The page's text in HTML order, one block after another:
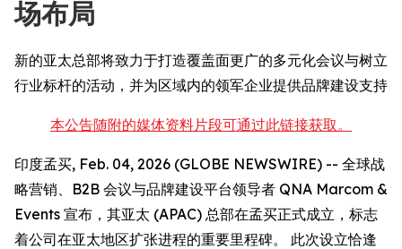
场布局
新的亚太总部将致力于打造覆盖面更广的多元化会议与树立
行业标杆的活动，并为区域内的领军企业提供品牌建设支持
本公告随附的媒体资料片段可通过此链接获取。
印度孟买, Feb. 04, 2026 (GLOBE NEWSWIRE) -- 全球战
略营销、B2B 会议与品牌建设平台领导者 QNA Marcom &
Events 宣布，其亚太 (APAC) 总部在孟买正式成立，标志
着公司在亚太地区扩张进程的重要里程碑。 此次设立恰逢